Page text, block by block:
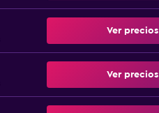
Ver precios
Ver precios